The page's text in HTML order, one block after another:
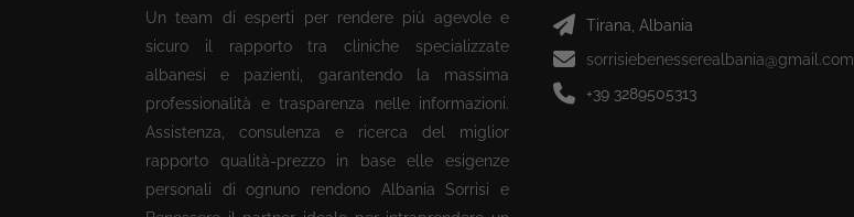
Un team di esperti per rendere più agevole e
sicuro il rapporto tra cliniche specializzate
albanesi e pazienti, garantendo la massima
professionalità e trasparenza nelle informazioni.
Assistenza, consulenza e ricerca del miglior
rapporto qualità-prezzo in base elle esigenze
personali di ognuno rendono Albania Sorrisi e
Tirana, Albania
sorrisiebenesserealbania@gmail.com
+39 3289505313